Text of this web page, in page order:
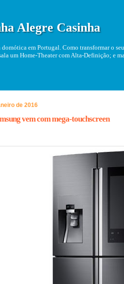
Alegre Casinha
domótica em Portugal. Como transformar o
um Home-Theater com Alta-Definição; e
de 2016
vem com mega-touchscreen